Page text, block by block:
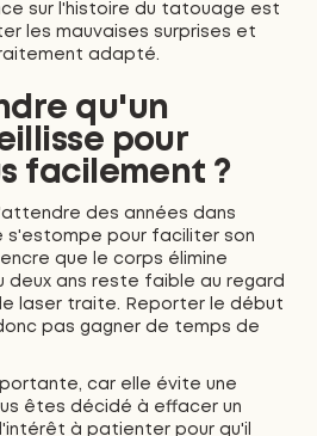
sur l'histoire du tatouage est
les mauvaises surprises et
adapté.
qu'un
pour
facilement ?
des années dans
s'estompe pour faciliter son
que le corps élimine
deux ans reste faible au regard
laser traite. Reporter le début
pas gagner de temps de
car elle évite une
êtes décidé à effacer un
à patienter pour qu'il